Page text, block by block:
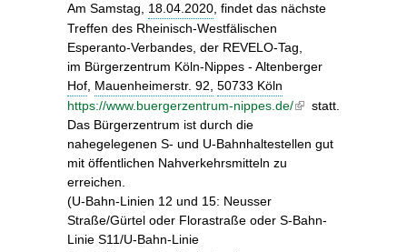
Am Samstag, 18.04.2020, findet das nächste
Treffen des Rheinisch-Westfälischen
Esperanto-Verbandes, der REVELO-Tag,
im Bürgerzentrum Köln-Nippes - Altenberger
Hof, Mauenheimerstr. 92, 50733 Köln
https://www.buergerzentrum-nippes.de/(link is
statt.
Das Bürgerzentrum ist durch die
nahegelegenen S- und U-Bahnhaltestellen gut
mit öffentlichen Nahverkehrsmitteln zu
erreichen.
(U-Bahn-Linien 12 und 15: Neusser
Straße/Gürtel oder Florastraße oder S-Bahn-
Linie S11/U-Bahn-Linie